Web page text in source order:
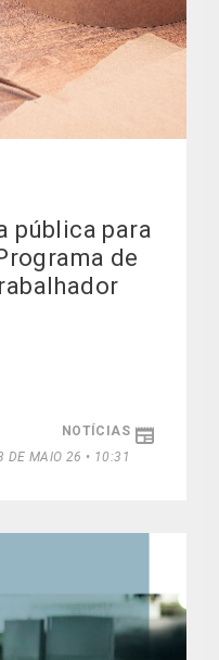
pública para
de
NOTÍCIAS
DE MAIO 26 • 10:31